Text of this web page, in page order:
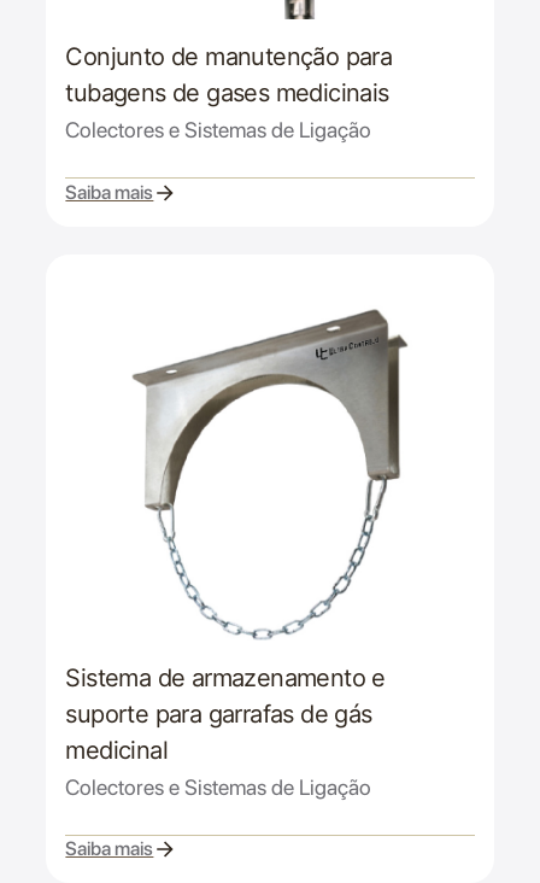
Conjunto de manutenção para
tubagens de gases medicinais
Colectores e Sistemas de Ligação
Saiba mais
Sistema de armazenamento e
suporte para garrafas de gás
medicinal
Colectores e Sistemas de Ligação
Saiba mais